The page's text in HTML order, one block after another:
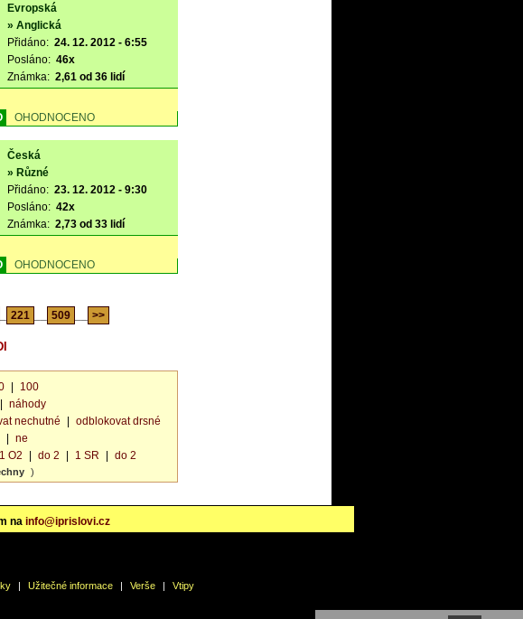
Evropská
» Anglická
Přidáno: 24. 12. 2012 - 6:55
Posláno: 46x
Známka: 2,61 od 36 lidí
OHODNOCENO
Česká
» Různé
Přidáno: 23. 12. 2012 - 9:30
Posláno: 42x
Známka: 2,73 od 33 lidí
OHODNOCENO
221 509 >>
100
náhody
nechutné
odblokovat drsné
ne
1 O2 do 2 1 SR do 2
)
na info@iprislovi.cz
| Užitečné informace | Verše | Vtipy